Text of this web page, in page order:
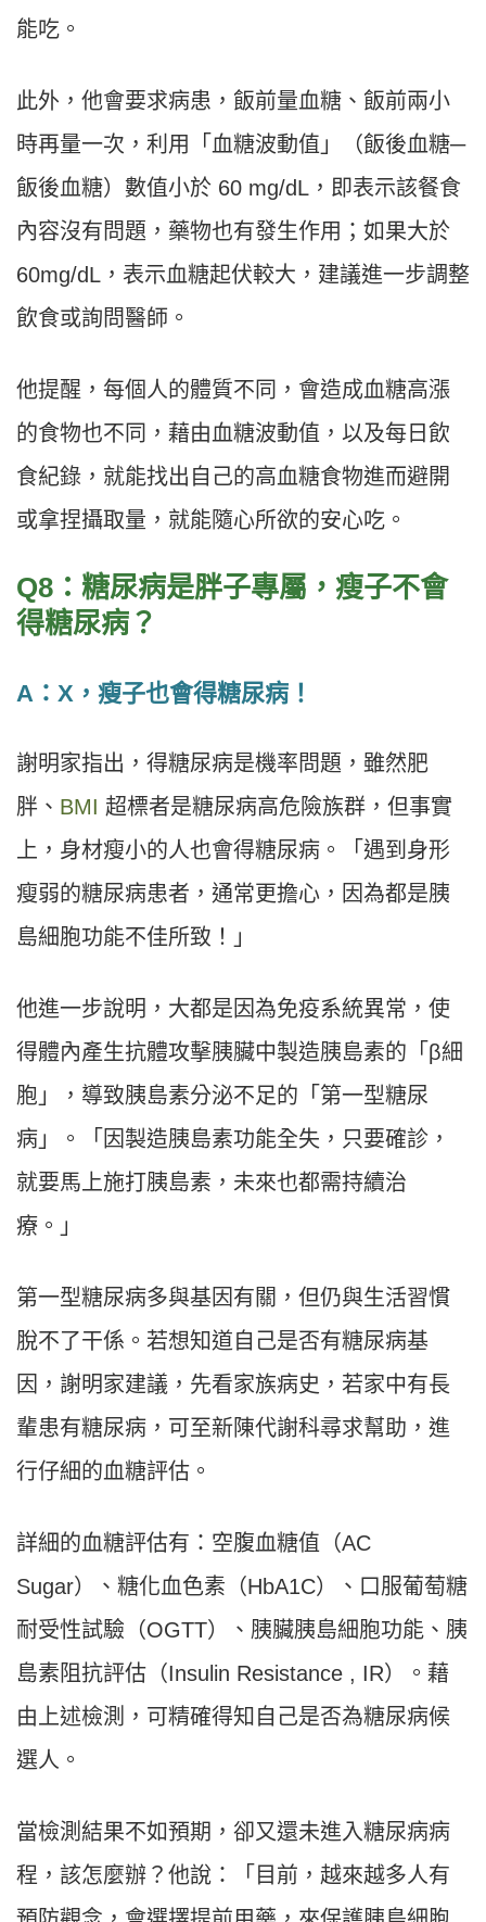
能吃。
此外，他會要求病患，飯前量血糖、飯前兩小
時再量一次，利用「血糖波動值」（飯後血糖─
飯後血糖）數值小於 60 mg/dL，即表示該餐食
內容沒有問題，藥物也有發生作用；如果大於
60mg/dL，表示血糖起伏較大，建議進一步調整
飲食或詢問醫師。
他提醒，每個人的體質不同，會造成血糖高漲
的食物也不同，藉由血糖波動值，以及每日飲
食紀錄，就能找出自己的高血糖食物進而避開
或拿捏攝取量，就能隨心所欲的安心吃。
Q8：糖尿病是胖子專屬，瘦子不會
得糖尿病？
A：X，瘦子也會得糖尿病！
謝明家指出，得糖尿病是機率問題，雖然肥
胖、 BMI 超標者是糖尿病高危險族群，但事實
上，身材瘦小的人也會得糖尿病。「遇到身形
瘦弱的糖尿病患者，通常更擔心，因為都是胰
島細胞功能不佳所致！」
他進一步說明，大都是因為免疫系統異常，使
得體內產生抗體攻擊胰臟中製造胰島素的「β細
胞」，導致胰島素分泌不足的「第一型糖尿
病」。「因製造胰島素功能全失，只要確診，
就要馬上施打胰島素，未來也都需持續治
療。」
第一型糖尿病多與基因有關，但仍與生活習慣
脫不了干係。若想知道自己是否有糖尿病基
因，謝明家建議，先看家族病史，若家中有長
輩患有糖尿病，可至新陳代謝科尋求幫助，進
行仔細的血糖評估。
詳細的血糖評估有：空腹血糖值（AC
Sugar）、糖化血色素（HbA1C）、口服葡萄糖
耐受性試驗（OGTT）、胰臟胰島細胞功能、胰
島素阻抗評估（Insulin Resistance , IR）。藉
由上述檢測，可精確得知自己是否為糖尿病候
選人。
當檢測結果不如預期，卻又還未進入糖尿病病
程，該怎麼辦？他說：「目前，越來越多人有